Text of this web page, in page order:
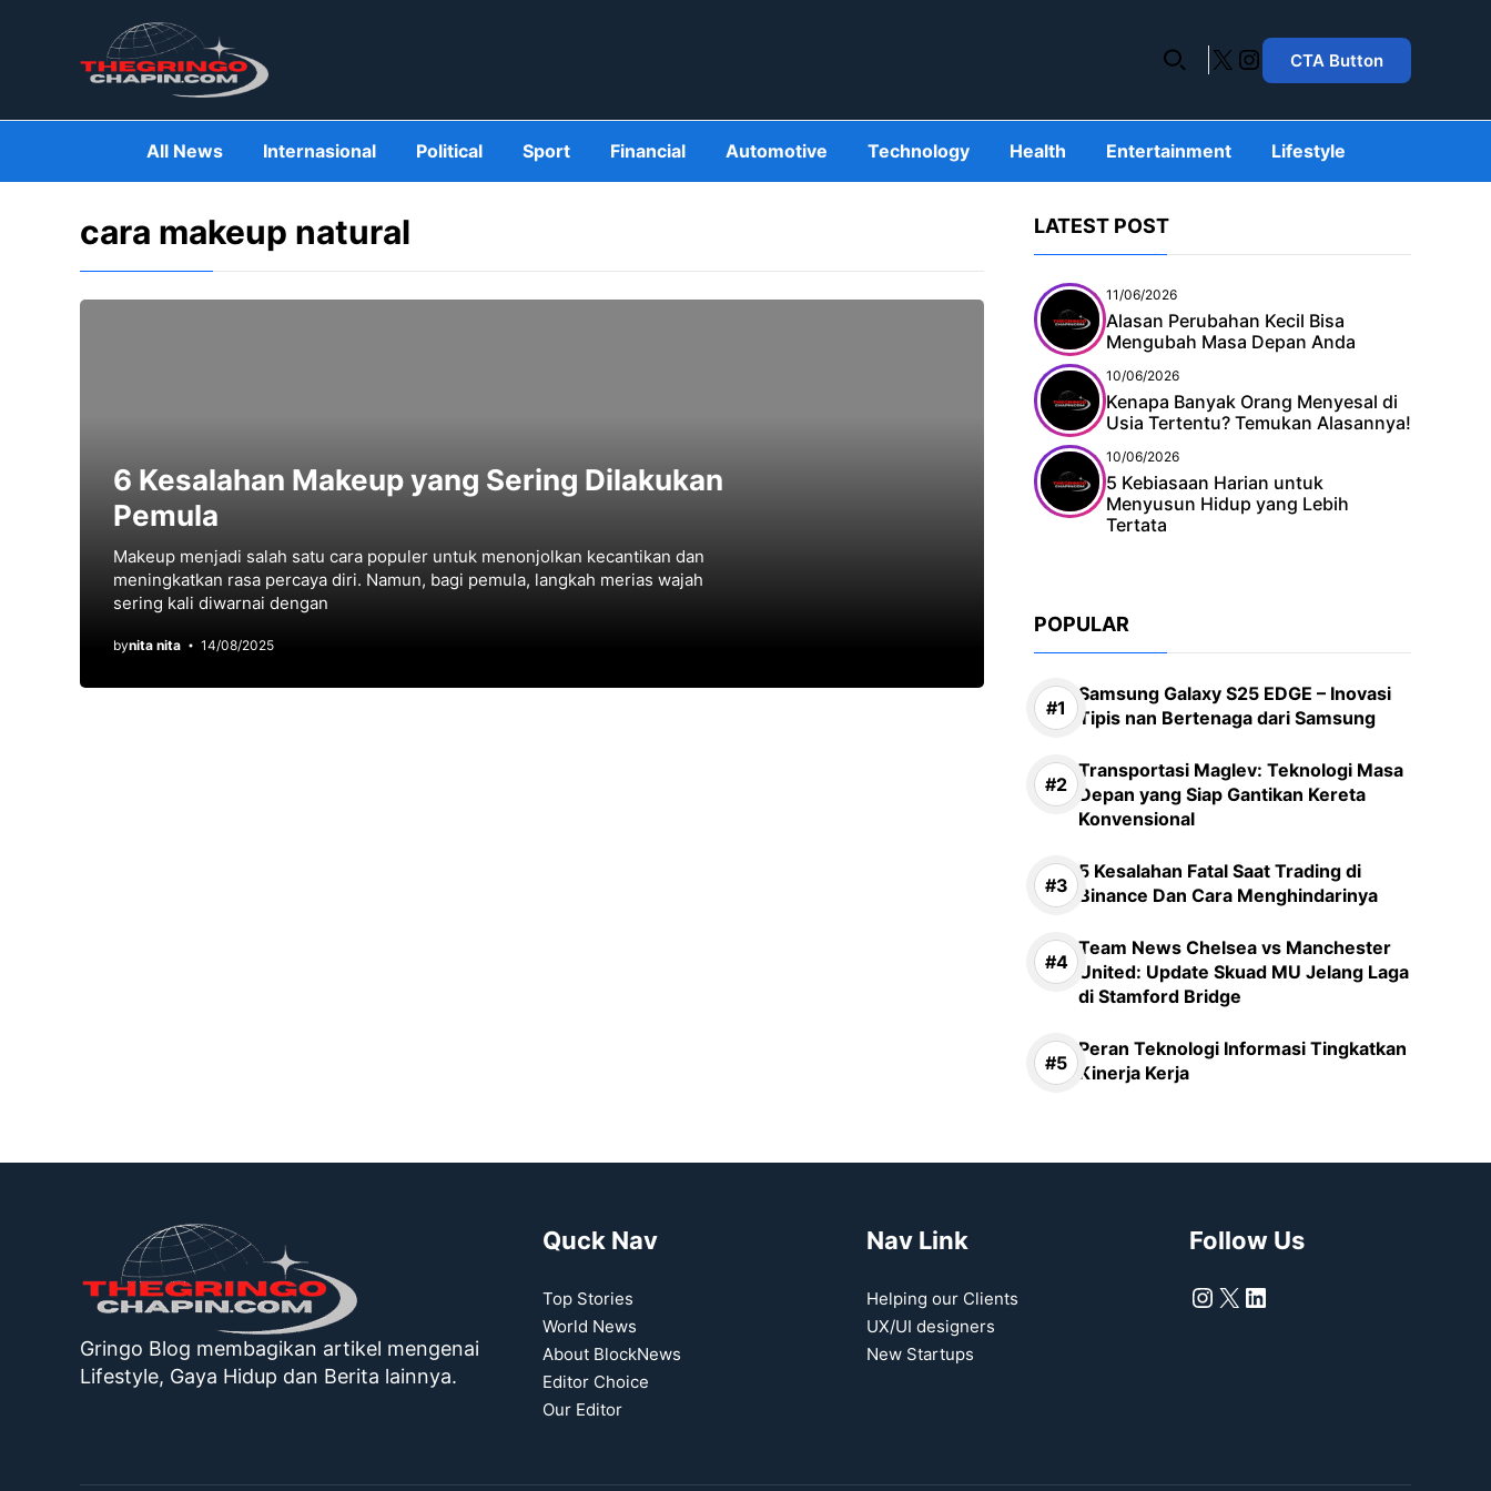
X Instagram
CTA Button
All News Internasional Political Sport Financial Automotive Technology Health Entertainment Lifestyle
cara makeup natural
6 Kesalahan Makeup yang Sering Dilakukan
Pemula
Makeup menjadi salah satu cara populer untuk menonjolkan kecantikan dan
meningkatkan rasa percaya diri. Namun, bagi pemula, langkah merias wajah
sering kali diwarnai dengan
bynita nita 14/08/2025
LATEST POST
11/06/2026
Alasan Perubahan Kecil Bisa
Mengubah Masa Depan Anda
10/06/2026
Kenapa Banyak Orang Menyesal di
Usia Tertentu? Temukan Alasannya!
10/06/2026
5 Kebiasaan Harian untuk
Menyusun Hidup yang Lebih
Tertata
POPULAR
Samsung Galaxy S25 EDGE – Inovasi
Tipis nan Bertenaga dari Samsung
Transportasi Maglev: Teknologi Masa
Depan yang Siap Gantikan Kereta
Konvensional
5 Kesalahan Fatal Saat Trading di
Binance Dan Cara Menghindarinya
Team News Chelsea vs Manchester
United: Update Skuad MU Jelang Laga
di Stamford Bridge
Peran Teknologi Informasi Tingkatkan
Kinerja Kerja
Gringo Blog membagikan artikel mengenai
Lifestyle, Gaya Hidup dan Berita lainnya.
Quck Nav
Top Stories
World News
About BlockNews
Editor Choice
Our Editor
Nav Link
Helping our Clients
UX/UI designers
New Startups
Follow Us
Instagram
X LinkedIn